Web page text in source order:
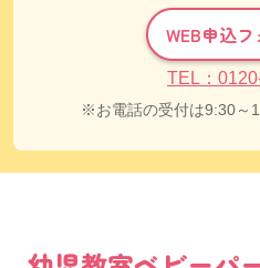
WEB申込
TEL：
お電話の受付は9:30～